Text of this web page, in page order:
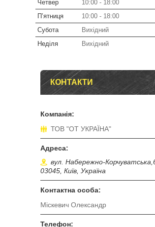
Четвер
10:00
18:00
Пʼятниця
10:00
18:00
Субота
Вихідний
Неділя
Вихідний
КОНТАКТИ
ТОВ "ОТ УКРАЇНА"
вул. Набережно-
03045, Київ, Україна
Міскевич Олександр